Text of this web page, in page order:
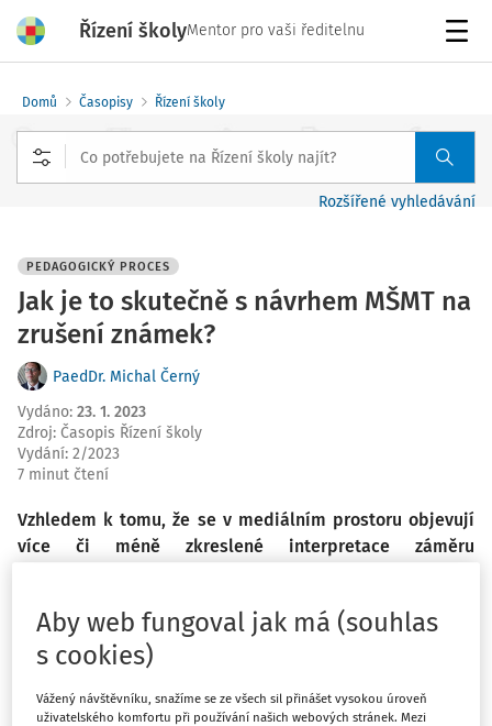
Řízení školyMentor pro vaši ředitelnu
Domů Časopisy Řízení školy
Rozšířené vyhledávání
PEDAGOGICKÝ PROCES
Jak je to skutečně s návrhem MŠMT na
zrušení známek?
PaedDr. Michal Černý
Vydáno: 23. 1. 2023
Zdroj: Časopis Řízení školy
Vydání: 2/2023
7 minut čtení
Vzhledem k tomu, že se v mediálním prostoru objevují
více či méně zkreslené interpretace záměru
uvést tyto informace na pravou míru.
Dlouhodobého záměru vzdělávání a rozvoje vzdělávací
Aby web fungoval jak má (souhlas
s cookies)
Vážený návštěvníku, snažíme se ze všech sil přinášet vysokou úroveň
uživatelského komfortu při používání našich webových stránek. Mezi